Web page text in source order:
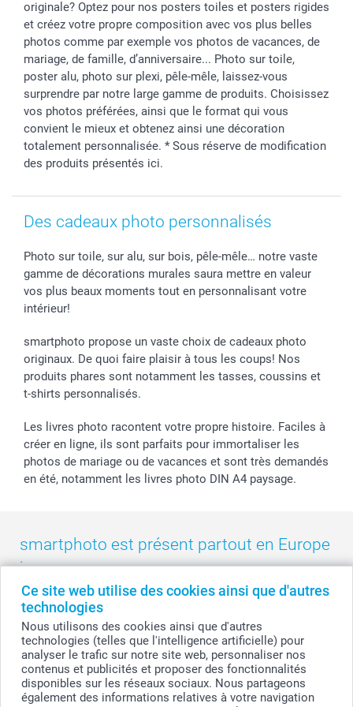
Ce site web utilise des cookies ainsi que d'autres
technologies
Nous utilisons des cookies ainsi que d'autres
technologies (telles que l'intelligence artificielle) pour
analyser le trafic sur notre site web, personnaliser nos
contenus et publicités et proposer des fonctionnalités
disponibles sur les réseaux sociaux. Nous partageons
également des informations relatives à votre navigation
B2B smartbusiness
Droit de rétractation
Fête d'anniversaire
Collection naissance
Tous les évènements
Identifiez-vous
Plan du site
Statut de ma commande
smarfriends
smartgarantie
smartbonus
originale? Optez pour nos posters toiles et posters rigides
et créez votre propre composition avec vos plus belles
photos comme par exemple vos photos de vacances, de
mariage, de famille, d’anniversaire... Photo sur toile,
poster alu, photo sur plexi, pêle-mêle, laissez-vous
surprendre par notre large gamme de produits. Choisissez
vos photos préférées, ainsi que le format qui vous
convient le mieux et obtenez ainsi une décoration
totalement personnalisée. * Sous réserve de modification
des produits présentés ici.
Des cadeaux photo personnalisés
Photo sur toile, sur alu, sur bois, pêle-mêle… notre vaste
gamme de décorations murales saura mettre en valeur
vos plus beaux moments tout en personnalisant votre
intérieur!
smartphoto propose un vaste choix de cadeaux photo
originaux. De quoi faire plaisir à tous les coups! Nos
produits phares sont notamment les tasses, coussins et
t-shirts personnalisés.
Les livres photo racontent votre propre histoire. Faciles à
créer en ligne, ils sont parfaits pour immortaliser les
photos de mariage ou de vacances et sont très demandés
en été, notamment les livres photo DIN A4 paysage.
smartphoto est présent partout en Europe
:
België - Belgique - Danmark - Deutschland - France - Ireland
- Nederland - Norge
Switzerland - Suomi - Sverige - United Kingdom
Other Countries